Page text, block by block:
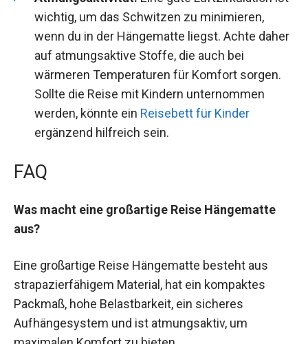
wichtig, um das Schwitzen zu minimieren,
wenn du in der Hängematte liegst. Achte daher
auf atmungsaktive Stoffe, die auch bei
wärmeren Temperaturen für Komfort sorgen.
Sollte die Reise mit Kindern unternommen
werden, könnte ein Reisebett für Kinder
ergänzend hilfreich sein.
FAQ
Was macht eine großartige Reise Hängematte
aus?
Eine großartige Reise Hängematte besteht aus
strapazierfähigem Material, hat ein kompaktes
Packmaß, hohe Belastbarkeit, ein sicheres
Aufhängesystem und ist atmungsaktiv, um